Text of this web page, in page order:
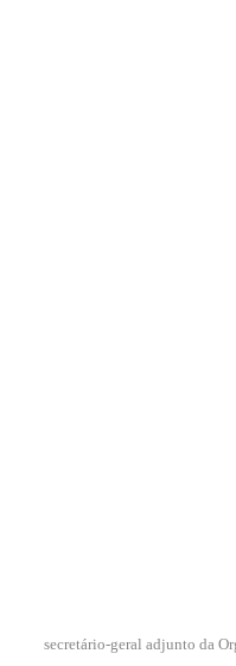
secretário-geral adjunto da